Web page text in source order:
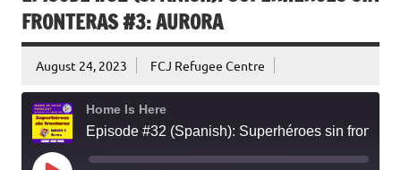
FRONTERAS #3: AURORA
August 24, 2023 FCJ Refugee Centre
Home Is Here